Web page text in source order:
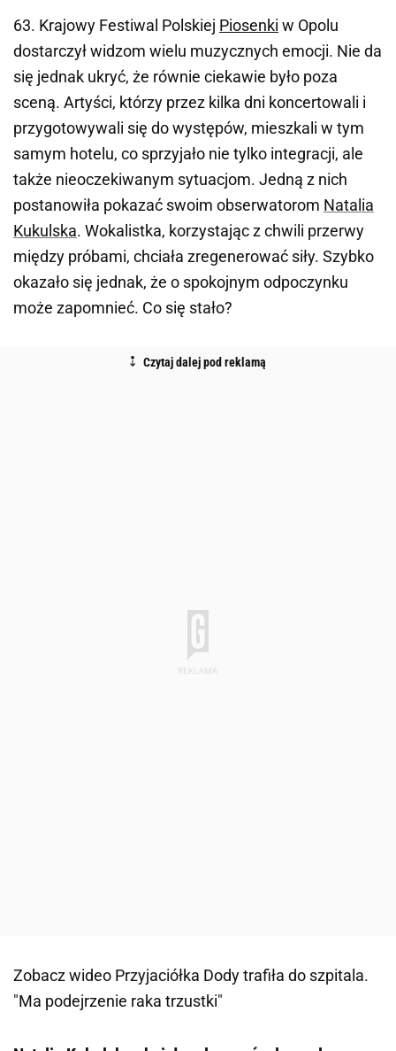
63. Krajowy Festiwal Polskiej Piosenki w Opolu
dostarczył widzom wielu muzycznych emocji. Nie da
się jednak ukryć, że równie ciekawie było poza
sceną. Artyści, którzy przez kilka dni koncertowali i
przygotowywali się do występów, mieszkali w tym
samym hotelu, co sprzyjało nie tylko integracji, ale
także nieoczekiwanym sytuacjom. Jedną z nich
postanowiła pokazać swoim obserwatorom Natalia
Kukulska. Wokalistka, korzystając z chwili przerwy
między próbami, chciała zregenerować siły. Szybko
okazało się jednak, że o spokojnym odpoczynku
może zapomnieć. Co się stało?
Zobacz wideo Przyjaciółka Dody trafiła do szpitala.
"Ma podejrzenie raka trzustki"